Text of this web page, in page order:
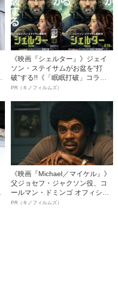
《映画『シェルター』》ジェイ
ソン・ステイサムがお盆を“打
破”する!!《「眠眠打破」コラ
ボ》
PR（キノフィルムズ）
《映画『Michael／マイケル』》
父ジョセフ・ジャクソン役、コ
ールマン・ドミンゴ オフィシャ
ルインタビュー“観客を魅了した
PR（キノフィルムズ）